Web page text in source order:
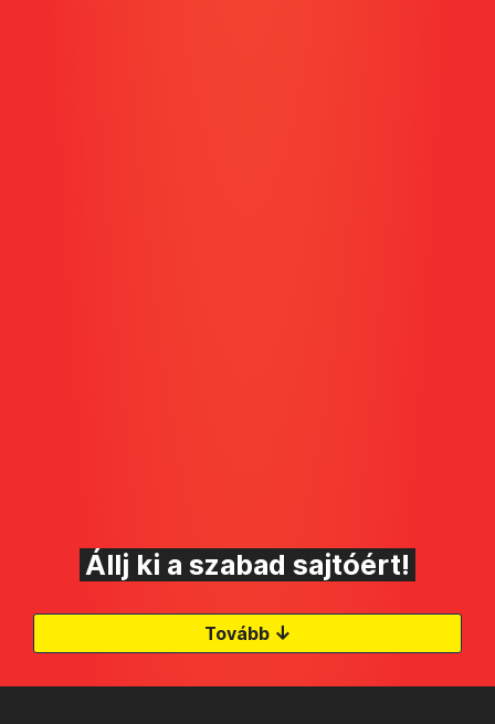
Állj ki a szabad sajtóért!
Tovább ↓